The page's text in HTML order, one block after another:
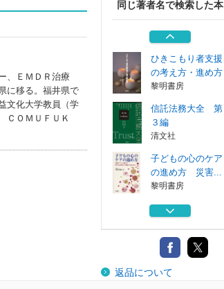
、ＥＭＤＲ治療
に移る。福井県で
文化大学教員（学
ＣＯＭＵＦＵＫ
同じ著者名で検索した本
認知症のお年寄り
の音楽療法・回...
黎明書房
ひきこもり者支援
の考え方・進め方
黎明書房
信託法務大全 第
３編
清文社
子どもの心のケア
の進め方 災害...
黎明書房
新完全マスター単
スリーエーネッ...
認知症のお年寄り
の音楽療法・回...
返品について